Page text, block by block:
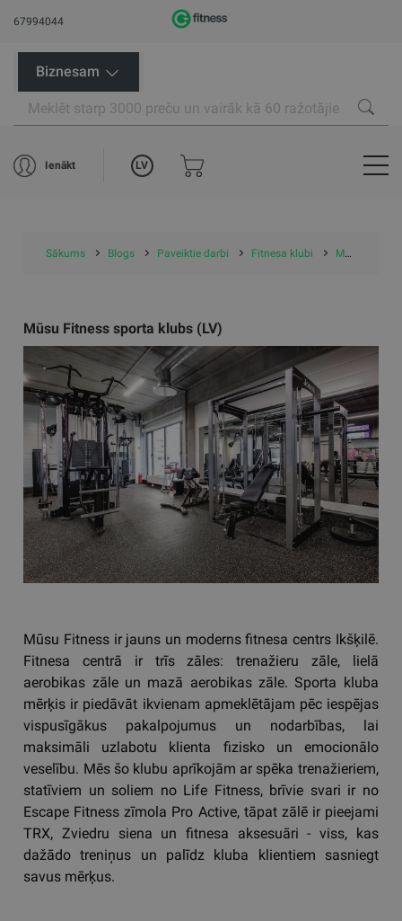
67994044
Biznesam
Ienākt LV
Sākums Blogs Paveiktie darbi Fitnesa klubi Mūsu Fitness sporta klubs (LV)
Mūsu Fitness sporta klubs (LV)
Mūsu Fitness ir jauns un moderns fitnesa centrs Ikšķilē.
Fitnesa centrā ir trīs zāles: trenažieru zāle, lielā
aerobikas zāle un mazā aerobikas zāle. Sporta kluba
mērķis ir piedāvāt ikvienam apmeklētājam pēc iespējas
vispusīgākus pakalpojumus un nodarbības, lai
maksimāli uzlabotu klienta fizisko un emocionālo
veselību. Mēs šo klubu aprīkojām ar spēka trenažieriem,
statīviem un soliem no Life Fitness, brīvie svari ir no
Escape Fitness zīmola Pro Active, tāpat zālē ir pieejami
TRX, Zviedru siena un fitnesa aksesuāri - viss, kas
dažādo treniņus un palīdz kluba klientiem sasniegt
savus mērķus.